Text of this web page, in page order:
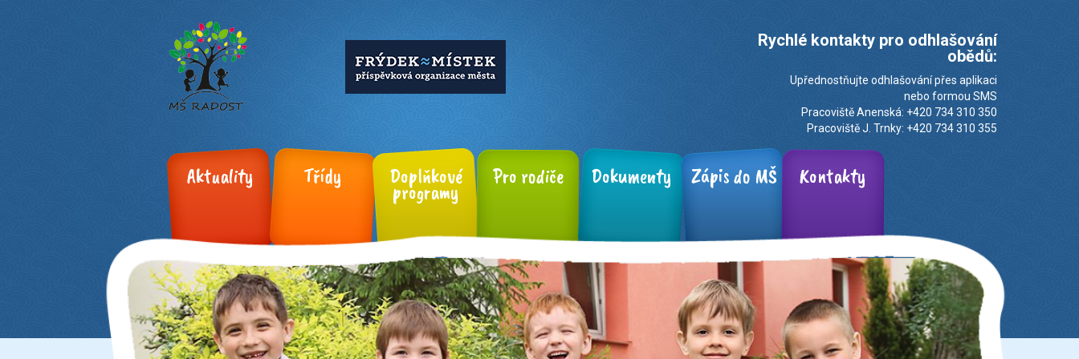
Rychlé kontakty pro odhlašování
obědů:
Upřednostňujte odhlašování přes aplikaci
nebo formou SMS
Pracoviště Anenská: +420 734 310 350
Pracoviště J. Trnky: +420 734 310 355
Aktuality Třídy Doplňkové
programy
Pro rodiče Dokumenty Zápis do MŠ Kontakty